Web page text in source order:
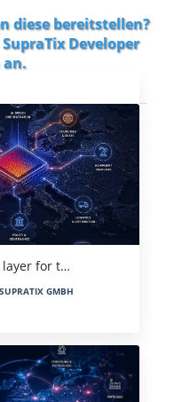
diese bereitstellen?
SupraTix Developer
an.
layer for t…
GMBH